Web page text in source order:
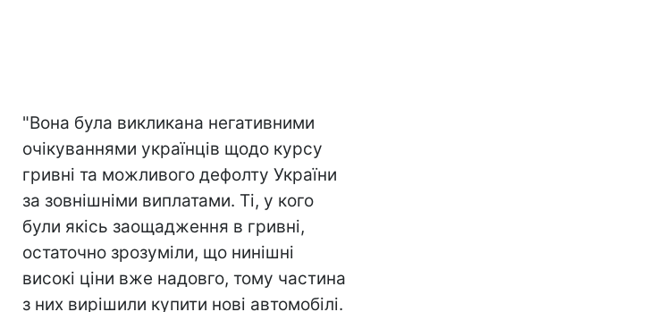
"Вона була викликана негативними
очікуваннями українців щодо курсу
гривні та можливого дефолту України
за зовнішніми виплатами. Ті, у кого
були якісь заощадження в гривні,
остаточно зрозуміли, що нинішні
високі ціни вже надовго, тому частина
з них вирішили купити нові автомобілі.